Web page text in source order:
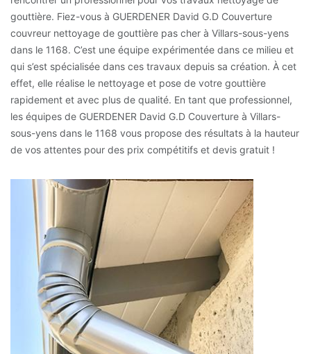
gouttière. Fiez-vous à GUERDENER David G.D Couverture
couvreur nettoyage de gouttière pas cher à Villars-sous-yens
dans le 1168. C’est une équipe expérimentée dans ce milieu et
qui s’est spécialisée dans ces travaux depuis sa création. À cet
effet, elle réalise le nettoyage et pose de votre gouttière
rapidement et avec plus de qualité. En tant que professionnel,
les équipes de GUERDENER David G.D Couverture à Villars-
sous-yens dans le 1168 vous propose des résultats à la hauteur
de vos attentes pour des prix compétitifs et devis gratuit !